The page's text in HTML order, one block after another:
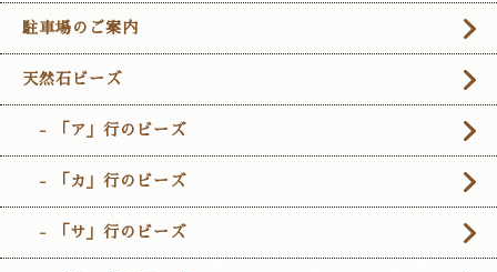
駐車場のご案内
天然石ビーズ
- 「ア」行のビーズ
- 「カ」行のビーズ
- 「サ」行のビーズ